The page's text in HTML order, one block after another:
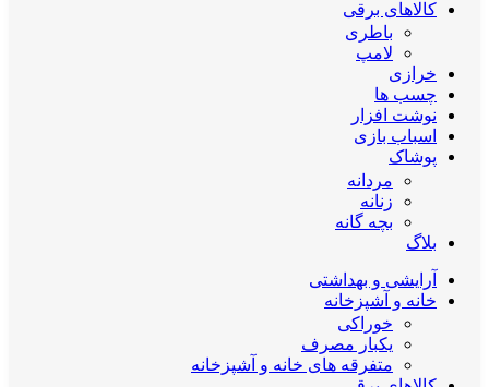
کالاهای برقی
باطری
لامپ
خرازی
چسب ها
نوشت افزار
اسباب بازی
پوشاک
مردانه
زنانه
بچه گانه
بلاگ
آرایشی و بهداشتی
خانه و آشپزخانه
خوراکی
یکبار مصرف
متفرقه های خانه و آشپزخانه